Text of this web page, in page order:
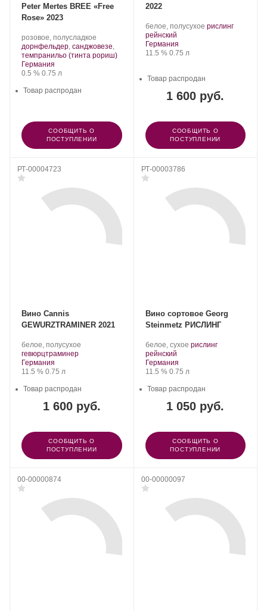
Peter Mertes BREE «Free
Rose» 2023
Производитель:
Peter
Mertes.
розовое, полусладкое
Сорт
винограда:
дорнфельдер, санджовезе,
темпранильо (тинта рориш).
Регион:
Германия
Крепость
0.5 %. Объем
0.75 л
Товар распродан
СООБЩИТЬ О
ПОСТУПЛЕНИИ
2022
белое, полусухое .рислинг
рейнский.
Регион:
Германия
Крепость
11.5 %. Объем
0.75 л
1 600 руб.
Товар распродан
СООБЩИТЬ О
ПОСТУПЛЕНИИ
РТ-00004723
Вино Cannis
GEWURZTRAMINER 2021
белое, полусухое
гевюрцтраминер.
Регион:
Германия
Крепость
11.5 %. Объем
0.75 л
1 600 руб.
Товар распродан
СООБЩИТЬ О
ПОСТУПЛЕНИИ
РТ-00003786
Вино сортовое Georg
Steinmetz РИСЛИНГ
белое, сухое .рислинг
рейнский.
Регион:
Германия
Крепость
11.5 %. Объем
0.75 л
1 050 руб.
Товар распродан
СООБЩИТЬ О
ПОСТУПЛЕНИИ
00-00000874 00-00000097